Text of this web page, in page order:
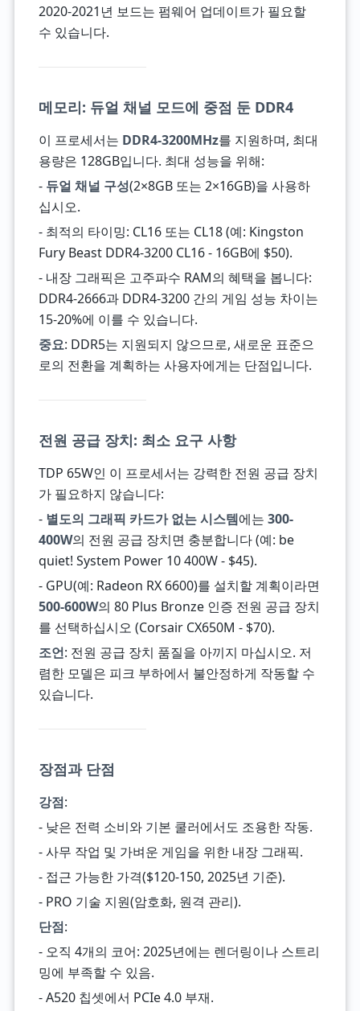
2020-2021년 보드는 펌웨어 업데이트가 필요할
수 있습니다.
메모리: 듀얼 채널 모드에 중점 둔 DDR4
이 프로세서는 DDR4-3200MHz를 지원하며, 최대
용량은 128GB입니다. 최대 성능을 위해:
- 듀얼 채널 구성(2×8GB 또는 2×16GB)을 사용하
십시오.
- 최적의 타이밍: CL16 또는 CL18 (예: Kingston
Fury Beast DDR4-3200 CL16 - 16GB에 $50).
- 내장 그래픽은 고주파수 RAM의 혜택을 봅니다:
DDR4-2666과 DDR4-3200 간의 게임 성능 차이는
15-20%에 이를 수 있습니다.
중요: DDR5는 지원되지 않으므로, 새로운 표준으
로의 전환을 계획하는 사용자에게는 단점입니다.
전원 공급 장치: 최소 요구 사항
TDP 65W인 이 프로세서는 강력한 전원 공급 장치
가 필요하지 않습니다:
- 별도의 그래픽 카드가 없는 시스템에는 300-
400W의 전원 공급 장치면 충분합니다 (예: be
quiet! System Power 10 400W - $45).
- GPU(예: Radeon RX 6600)를 설치할 계획이라면
500-600W의 80 Plus Bronze 인증 전원 공급 장치
를 선택하십시오 (Corsair CX650M - $70).
조언: 전원 공급 장치 품질을 아끼지 마십시오. 저
렴한 모델은 피크 부하에서 불안정하게 작동할 수
있습니다.
장점과 단점
강점:
- 낮은 전력 소비와 기본 쿨러에서도 조용한 작동.
- 사무 작업 및 가벼운 게임을 위한 내장 그래픽.
- 접근 가능한 가격($120-150, 2025년 기준).
- PRO 기술 지원(암호화, 원격 관리).
단점:
- 오직 4개의 코어: 2025년에는 렌더링이나 스트리
밍에 부족할 수 있음.
- A520 칩셋에서 PCIe 4.0 부재.